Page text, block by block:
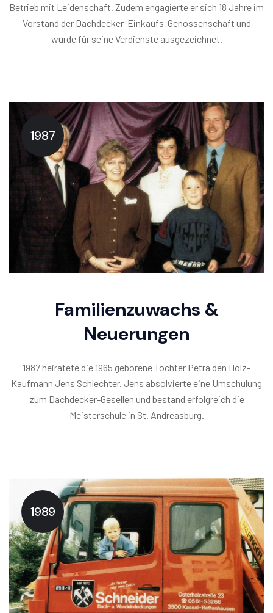
Betrieb mit Leidenschaft. Zudem engagierte er sich 18 Jahre im
Vorstand der Dachdecker-Einkaufs-Genossenschaft und
wurde für seine Verdienste ausgezeichnet.
1987
Familienzuwachs &
Neuerungen
1987 heiratete die 1965 geborene Tochter Petra den Holz-
Kaufmann Jens Schlechter. Jens absolvierte eine Umschulung
zum Dachdecker-Gesellen und bestand erfolgreich die
Meisterschule in St. Andreasburg.
1989